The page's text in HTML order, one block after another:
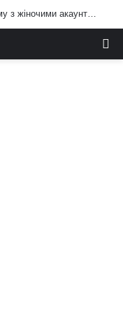
Спецслужби РФ вигадали нову схему з жіночими акаунтами в Україні: як виманюють військових